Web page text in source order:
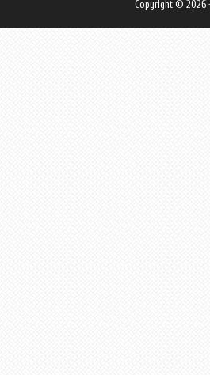
Copyright © 2026